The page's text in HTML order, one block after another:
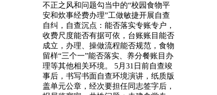
不正之风和问题勾当中的“校园食物平
安和炊事经费办理”工做敏捷开展自查
自纠，自查沉点：能否落实专账专户，
收费尺度能否有据可依，台账账目能否
成立，办理、操做流程能否规范，食物
留样“三个一”能否落实、养分餐账目办
理等其他相关环境。 5月31日前自查竣
事后，书写书面自查环境演讲，纸质版
盖单元公章，经次要担任同志签字后，